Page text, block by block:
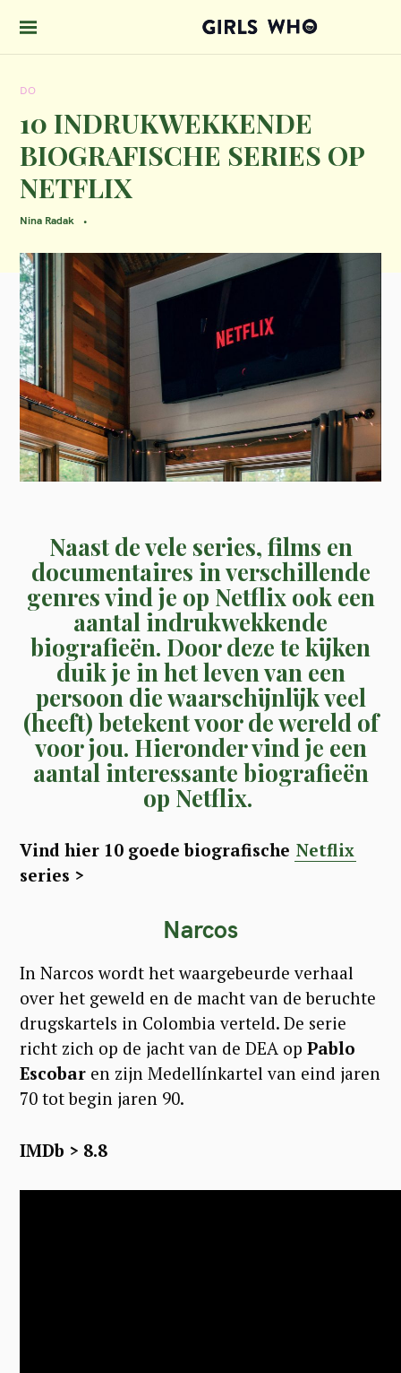
GIRLS WHO
DO
10 INDRUKWEKKENDE
BIOGRAFISCHE SERIES OP
NETFLIX
Nina Radak
Naast de vele series, films en
documentaires in verschillende
genres vind je op Netflix ook een
aantal indrukwekkende
biografieën. Door deze te kijken
duik je in het leven van een
persoon die waarschijnlijk veel
(heeft) betekent voor de wereld of
voor jou. Hieronder vind je een
aantal interessante biografieën
op Netflix.
Vind hier 10 goede biografische Netflix
series >
Narcos
In Narcos wordt het waargebeurde verhaal
over het geweld en de macht van de beruchte
drugskartels in Colombia verteld. De serie
richt zich op de jacht van de DEA op Pablo
Escobar en zijn Medellínkartel van eind jaren
70 tot begin jaren 90.
IMDb > 8.8